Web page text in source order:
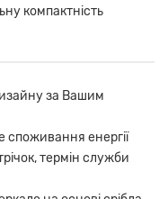
компактність
за Вашим
споживання енергії
термін служби